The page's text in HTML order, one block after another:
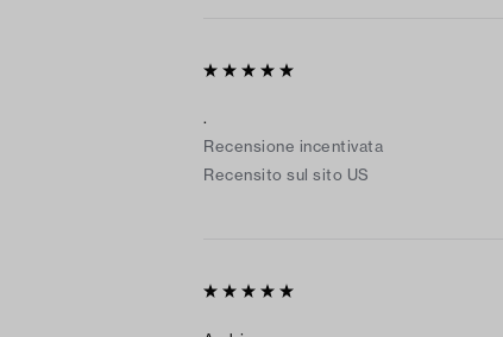
.
Recensione incentivata
Recensito sul sito US